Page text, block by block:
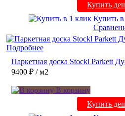
Купить
Купить
Подробнее
Паркетная доска Stockl Parkett
9400 ₽ / м2
В корзину
Купить